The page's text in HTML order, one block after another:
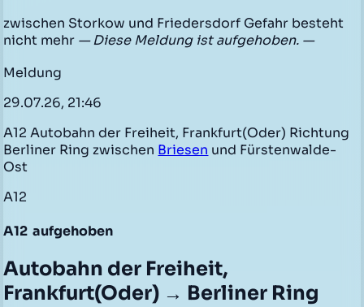
zwischen Storkow und Friedersdorf Gefahr besteht
nicht mehr — Diese Meldung ist aufgehoben. —
Meldung
29.07.26, 21:46
A12 Autobahn der Freiheit, Frankfurt(Oder) Richtung
Berliner Ring zwischen Briesen und Fürstenwalde-
Ost
A12
A12 aufgehoben
Autobahn der Freiheit,
Frankfurt(Oder) → Berliner Ring